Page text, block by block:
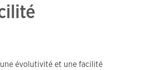
une évolutivité et une facilité